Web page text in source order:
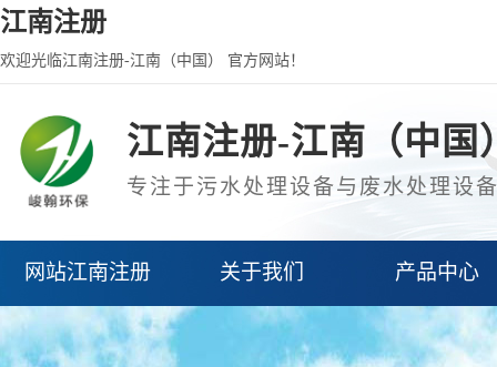
江南注册
欢迎光临江南注册-江南（中国） 官方网站！
江南注册-江南（中国
专注于污水处理设备与废水处理设
网站江南注册 关于我们 产品中心